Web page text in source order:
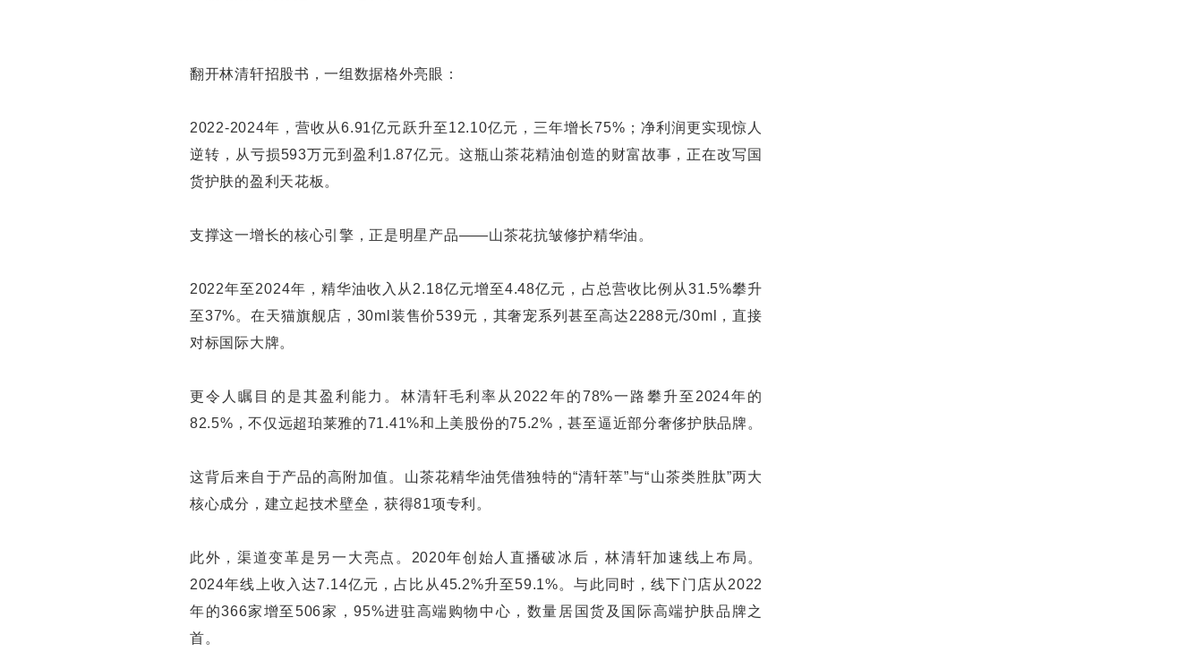
翻开林清轩招股书，一组数据格外亮眼：
2022-2024年，营收从6.91亿元跃升至12.10亿元，三年增长75%；净利润更实现惊人
逆转，从亏损593万元到盈利1.87亿元。这瓶山茶花精油创造的财富故事，正在改写国
货护肤的盈利天花板。
支撑这一增长的核心引擎，正是明星产品——山茶花抗皱修护精华油。
2022年至2024年，精华油收入从2.18亿元增至4.48亿元，占总营收比例从31.5%攀升
至37%。在天猫旗舰店，30ml装售价539元，其奢宠系列甚至高达2288元/30ml，直接
对标国际大牌。
更令人瞩目的是其盈利能力。林清轩毛利率从2022年的78%一路攀升至2024年的
82.5%，不仅远超珀莱雅的71.41%和上美股份的75.2%，甚至逼近部分奢侈护肤品牌。
这背后来自于产品的高附加值。山茶花精华油凭借独特的“清轩萃”与“山茶类胜肽”两大
核心成分，建立起技术壁垒，获得81项专利。
此外，渠道变革是另一大亮点。2020年创始人直播破冰后，林清轩加速线上布局。
2024年线上收入达7.14亿元，占比从45.2%升至59.1%。与此同时，线下门店从2022
年的366家增至506家，95%进驻高端购物中心，数量居国货及国际高端护肤品牌之
首。